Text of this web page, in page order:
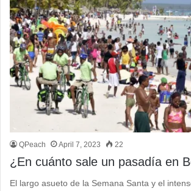
QPeach April 7, 2023 22
¿En cuánto sale un pasadía en
El largo asueto de la Semana Santa y el